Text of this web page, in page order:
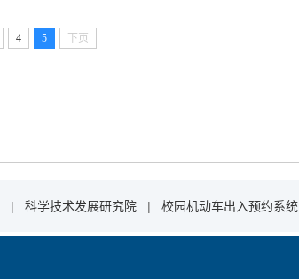
4 5 下页
| 科学技术发展研究院 | 校园机动车出入预约系统